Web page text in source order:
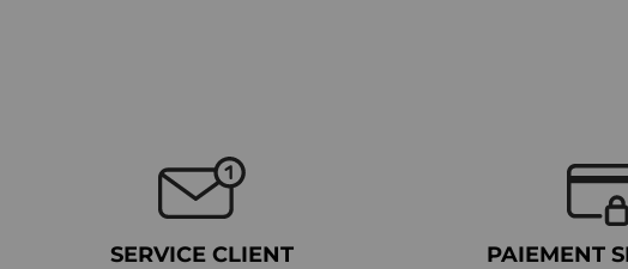
SERVICE CLIENT PAIEMENT